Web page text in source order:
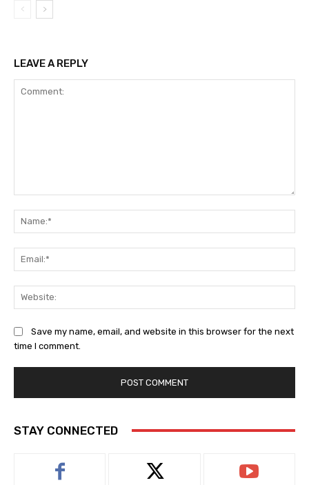
LEAVE A REPLY
Save my name, email, and website in this browser for the next
time I comment.
STAY CONNECTED